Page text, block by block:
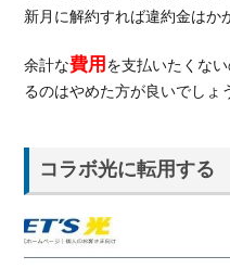
新月に解約すれば違約金はか
余計な費用を支払いたくな
るのはやめた方が良いでしょ
コラボ光に転用する